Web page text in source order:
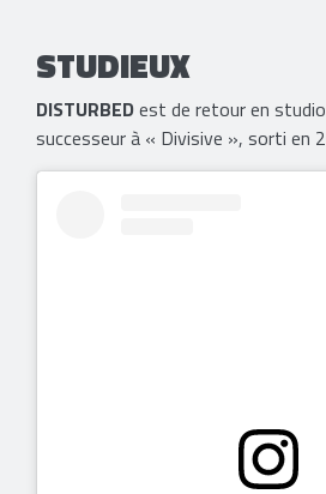
STUDIEUX
DISTURBEDest de retour en
successeur à « Divisive », sorti en